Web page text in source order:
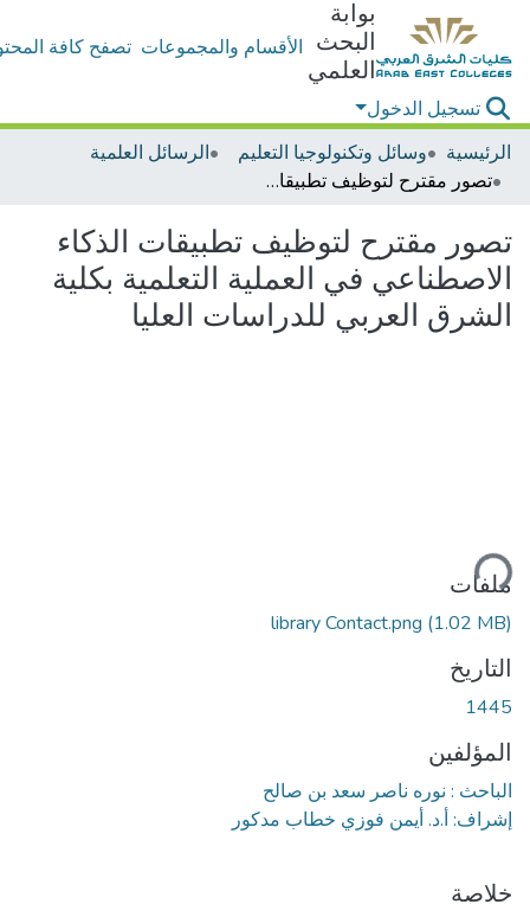
بوابة
البحث
العلمي
الأقسام والمجموعات تصفح كافة
تسجيل الدخول
الرئيسية
وسائل وتكنولوجيا التعليم
الرسائل العلمية
تصور مقترح لتوظيف تطبيقات الذكاء الاصطناعي في العملية التعلمية بكلية الشرق العربي للدراسات العليا
تصور مقترح لتوظيف تطبيقات الذكاء
الاصطناعي في العملية التعلمية بكلية
الشرق العربي للدراسات العليا
ملفات
library Contact.png (1.02 MB)
التاريخ
1445
المؤلفين
الباحث : نوره ناصر سعد بن صالح
إشراف: أ.د. أيمن فوزي خطاب مدكور
خلاصة